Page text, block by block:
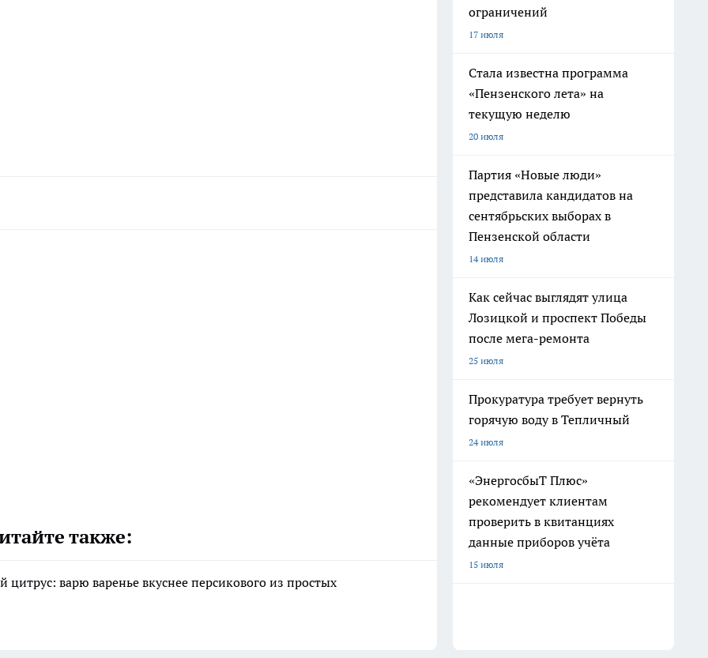
также:
варю варенье вкуснее персикового из простых
ограничений
17 июля
Стала известна программа
«Пензенского лета» на
текущую неделю
20 июля
Партия «Новые люди»
представила кандидатов на
сентябрьских выборах в
Пензенской области
14 июля
Как сейчас выглядят улица
Лозицкой и проспект Победы
после мега-ремонта
25 июля
Прокуратура требует вернуть
горячую воду в Тепличный
24 июля
«ЭнергосбыТ Плюс»
рекомендует клиентам
проверить в квитанциях
данные приборов учёта
15 июля